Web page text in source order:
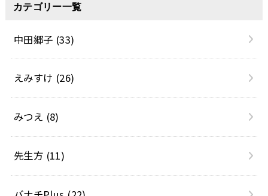
カテゴリー一覧
中田郷子 (33)
えみすけ (26)
みつえ (8)
先生方 (11)